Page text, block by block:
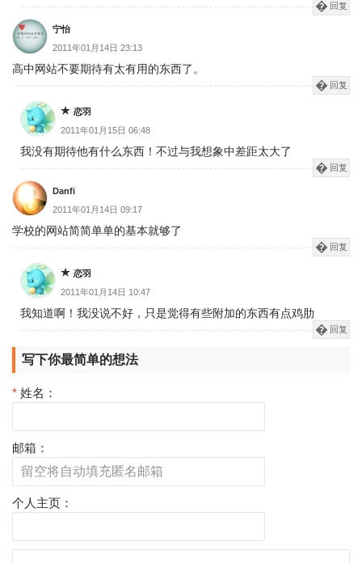
回复
宁怡
2011年01月14日 23:13
高中网站不要期待有太有用的东西了。
回复
恋羽
2011年01月15日 06:48
我没有期待他有什么东西！不过与我想象中差距太大了
回复
Danfi
2011年01月14日 09:17
学校的网站简简单单的基本就够了
回复
恋羽
2011年01月14日 10:47
我知道啊！我没说不好，只是觉得有些附加的东西有点鸡肋
回复
写下你最简单的想法
* 姓名：
邮箱：
个人主页：